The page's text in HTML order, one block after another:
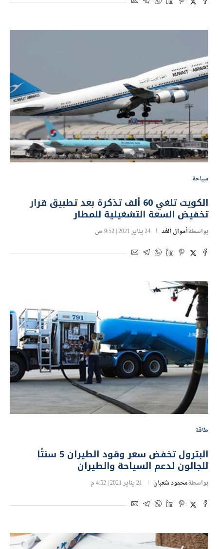
سياحة
الكويت تلغي 60 ألف تذكرة بعد تطبيق قرار
تخفيض السعة التشغيلية للمطار
بواسطةأموال الغد 24 يناير 2021 | 9:52 ص
طاقة
البترول تخفض سعر وقود الطيران 5 سنتًا
للجالون لدعم السياحة والطيران
بواسطةمحمود شعبان 21 يناير 2021 | 4:52 م